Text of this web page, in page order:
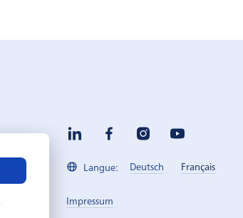
Langue: Deutsch Français
Impressum